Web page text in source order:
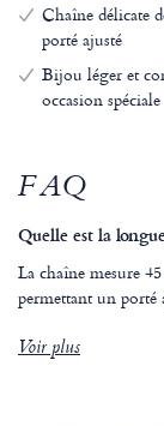
Chaîne délicate
porté ajusté
Bijou léger et
occasion spéciale
FAQ
Quelle est la
La chaîne mesure
permettant un porté
Voir plus